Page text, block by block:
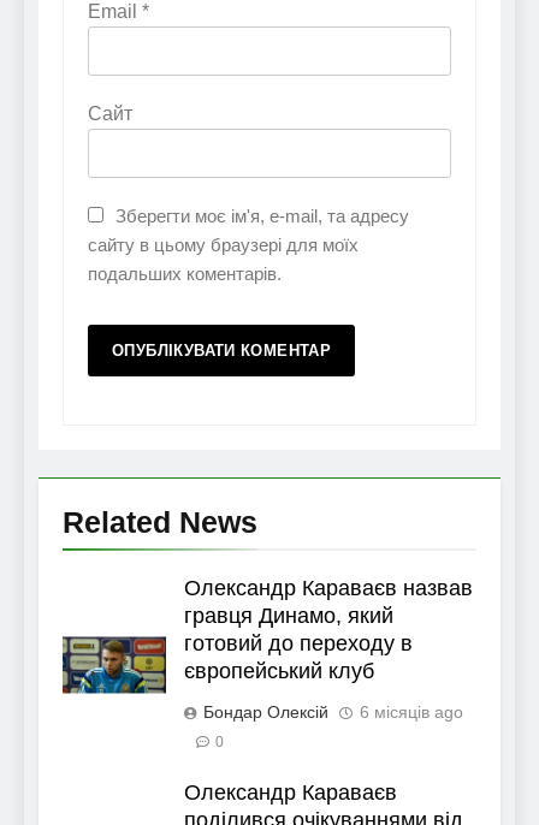
Email *
Сайт
Зберегти моє ім'я, e-mail, та адресу
сайту в цьому браузері для моїх
подальших коментарів.
Related News
Олександр Караваєв назвав
гравця Динамо, який
готовий до переходу в
європейський клуб
Бондар Олексій 6 місяців ago
0
Олександр Караваєв